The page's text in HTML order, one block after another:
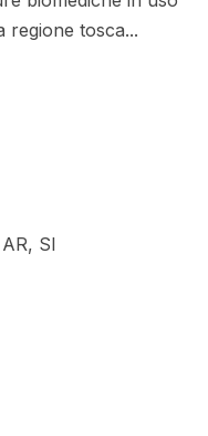
regione tosca...
SI